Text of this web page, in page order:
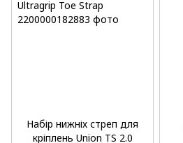
Набір нижніх стреп для
кріплень Union TS 2.0